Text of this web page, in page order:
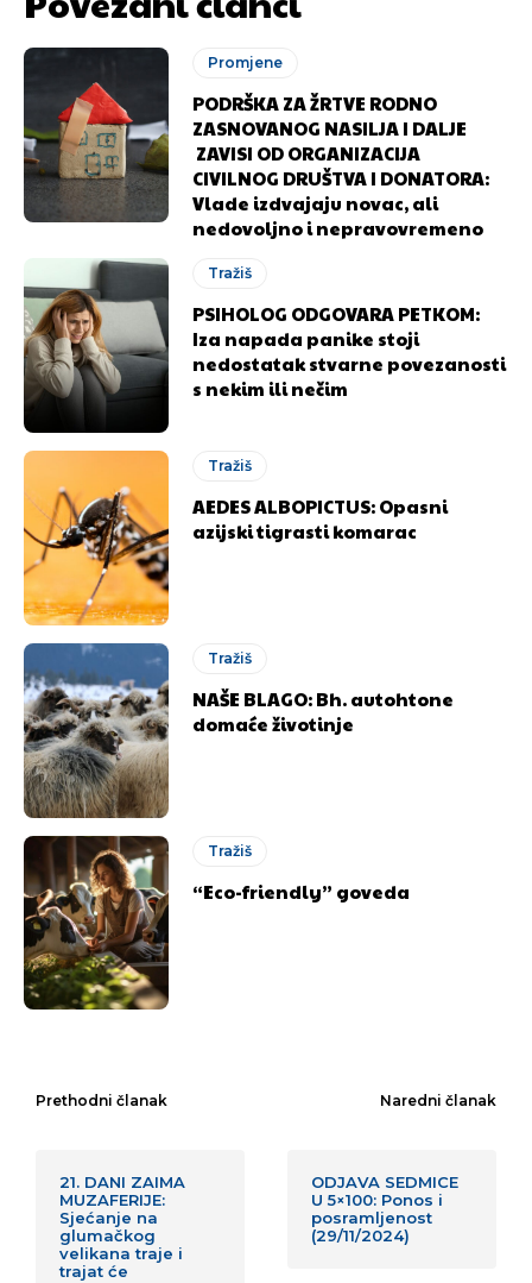
Promjene
PODRŠKA ZA ŽRTVE RODNO
ZASNOVANOG NASILJA I DALJE
ZAVISI OD ORGANIZACIJA
CIVILNOG DRUŠTVA I DONATORA:
Vlade izdvajaju novac, ali
nedovoljno i nepravovremeno
Tražiš
PSIHOLOG ODGOVARA PETKOM:
Iza napada panike stoji
nedostatak stvarne povezanosti
s nekim ili nečim
Tražiš
AEDES ALBOPICTUS: Opasni
azijski tigrasti komarac
Tražiš
NAŠE BLAGO: Bh. autohtone
domaće životinje
Tražiš
“Eco-friendly” goveda
Prethodni članak
21. DANI ZAIMA
MUZAFERIJE:
Sjećanje na
glumačkog
velikana traje i
trajat će
Naredni članak
ODJAVA SEDMICE
U 5×100: Ponos i
posramljenost
(29/11/2024)